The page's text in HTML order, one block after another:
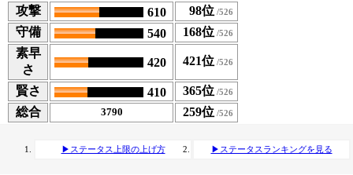
攻撃
610
98位
守備
540
168位
素早
さ
420 421位
賢さ 410
365位
総合
3790 259位
▶ステータス上限の上げ方 ▶ステータスランキングを見る